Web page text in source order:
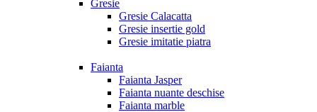
Gresie
Gresie Calacatta
Gresie insertie gold
Gresie imitatie piatra
Faianta
Faianta Jasper
Faianta nuante deschise
Faianta marble